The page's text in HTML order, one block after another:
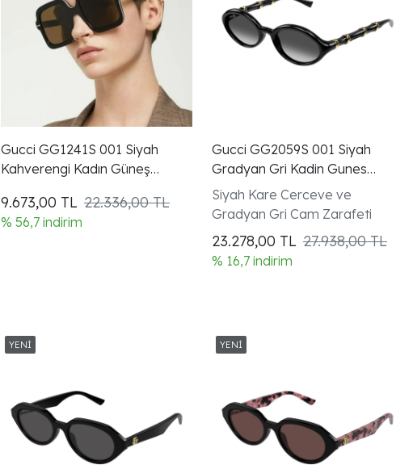
Gucci GG1241S 001 Siyah
Kahverengi Kadın Güneş
9.673,00 TL 22.336,00 TL
% 56,7 indirim
Gucci GG2059S 001 Siyah
Gradyan Gri Kadin Gunes
Gozlugu
Siyah Kare Cerceve ve
Gradyan Gri Cam Zarafeti
23.278,00 TL 27.938,00 TL
% 16,7 indirim